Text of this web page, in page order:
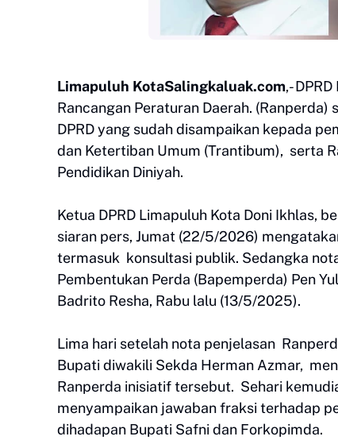
Limapuluh KotaSalingkaluak.com,-
Rancangan Peraturan Daerah.
DPRD yang sudah disampaikan kepada
dan Ketertiban Umum (Trantibum), serta
Pendidikan Diniyah.
Ketua DPRD Limapuluh Kota Doni Ikhlas,
siaran pers, Jumat (22/5/2026)
termasuk konsultasi publik. Sedangka
Pembentukan Perda (Bapemperda) Pen
Badrito Resha, Rabu lalu (13/5/2025).
Lima hari setelah nota penjelasan
Bupati diwakili Sekda Herman Azmar,
Ranperda inisiatif tersebut. Sehari
menyampaikan jawaban fraksi terhadap
dihadapan Bupati Safni dan Forkopimda.